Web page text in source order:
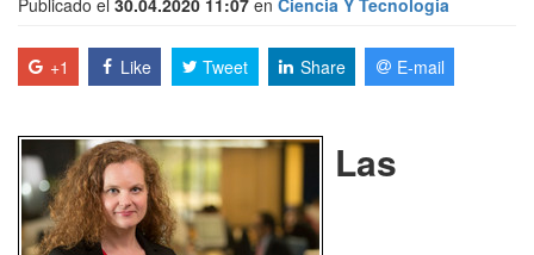
+1 Like Tweet Share E-mail
Las